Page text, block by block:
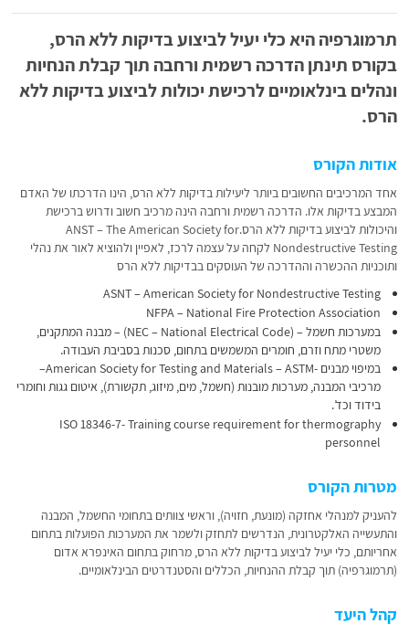
תרמוגרפיההיא כלי יעיללביצועבדיקותללא הרס,
בקורס תינתן הדרכה רשמית ורחבה תוך קבלת הנחיות
ונהליםבינלאומיים לרכישת יכולות לביצוע בדיקות ללא
הרס.
אודות הקורס
אחד המרכיבים החשובים ביותר ליעילות בדיקות ללא הרס, הינו הדרכתו של האדם
המבצע בדיקות אלו. הדרכה רשמית ורחבה הינה מרכיב חשוב ודרוש ברכישת
והיכולות לביצוע בדיקות ללא הרס.ANST – The American Society for
Nondestructive Testing לקחה על עצמה לרכז, לאפיין ולהוציא לאור את נהלי
ותוכניות ההכשרה וההדרכה של העוסקים בבדיקות ללא הרס
ASNT – American Society for Nondestructive Testing
NFPA – National Fire Protection Association
במערכות חשמל – (NEC – National Electrical Code) – מבנה המתקנים,
משטרי מתח וזרם, חומרים המשמשים בתחום, סכנות בסביבת העבודה.
במיפוי מבנים -American Society for Testing and Materials – ASTM–
מרכיבי המבנה, מערכות מובנות (חשמל, מים, מיזוג, תקשורת), איטום גגות וחומרי
בידוד וכד’.
ISO 18346-7- Training course requirement for thermography
personnel
מטרות הקורס
להעניק למנהלי אחזקה (מונעת, חזויה), וראשי צוותים בתחומי החשמל, המבנה
והתעשייה האלקטרונית, הנדרשים לתחזק ולשמר את המערכות הפועלות בתחום
אחריותם, כלי יעיל לביצוע בדיקות ללא הרס, מרחוק בתחום האינפרא אדום
(תרמוגרפיה) תוך קבלת ההנחיות, הכללים והסטנדרטים הבינלאומיים.
קהל היעד